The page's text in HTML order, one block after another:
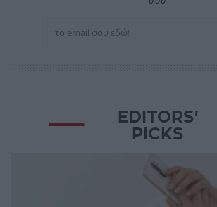
EDITORS'
PICKS